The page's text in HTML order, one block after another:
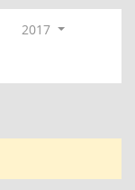
2017